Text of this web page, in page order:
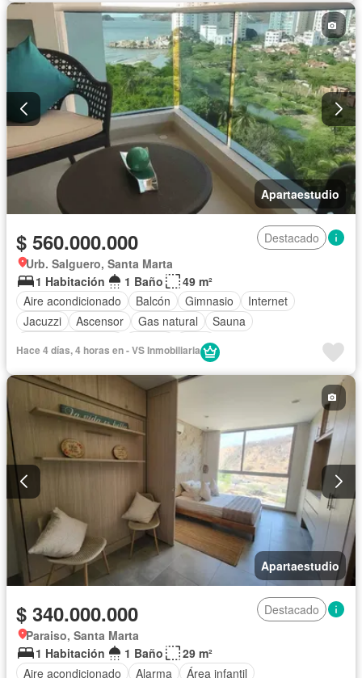
Apartaestudio
$ 560.000.000
Destacado
Urb. Salguero, Santa Marta
1 Habitación
1 Baño
49 m²
Aire acondicionado
Balcón Gimnasio
Internet
Jacuzzi
Ascensor Gas natural
Sauna
Agua
Hace 4 días, 4 horas en - VS Inmobiliaria
Apartaestudio
$ 340.000.000
Destacado
Paraiso, Santa Marta
1 Habitación
1 Baño
29 m²
Aire acondicionado
Alarma Área infantil